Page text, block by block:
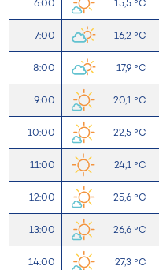
6:00 15,5 °C
7:00 16,2 °C
8:00 17,9 °C
9:00 20,1 °C
10:00 22,5 °C
11:00 24,1 °C
12:00 25,6 °C
13:00 26,6 °C
14:00 27,3 °C